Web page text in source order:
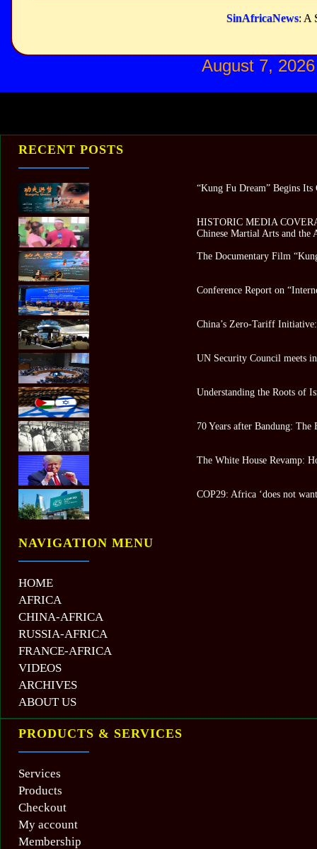
SinAfricaNews: A
August 7,
RECENT POSTS
“Kung Fu Dream” Begins
HISTORIC MEDIA
Chinese Martial Arts and
The Documentary Film
Conference Report on
China’s Zero-Tariff
UN Security Council meets
Understanding the Roots of
70 Years after Bandung:
The White House Revamp:
COP29: Africa ‘does not
NAVIGATION MENU
HOME
AFRICA
CHINA-AFRICA
RUSSIA-AFRICA
FRANCE-AFRICA
VIDEOS
ARCHIVES
ABOUT US
PRODUCTS & SERVICES
Services
Products
Checkout
My account
Membership